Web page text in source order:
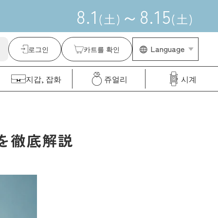
8.1 (土) ～ 8.15(土)
로그인 카트를 확인 Language
지갑, 잡화 쥬얼리 시계
徹底解説